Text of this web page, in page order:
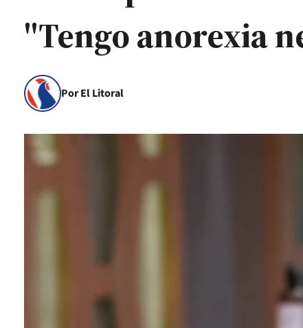
"Tengo anorexia
Por El Litoral